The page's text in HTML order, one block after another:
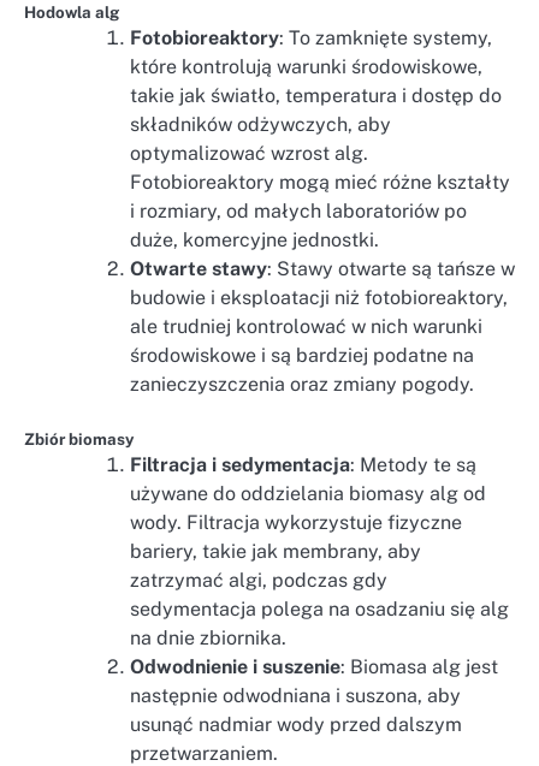
Hodowla alg
Fotobioreaktory: To zamknięte systemy,
które kontrolują warunki środowiskowe,
takie jak światło, temperatura i dostęp do
składników odżywczych, aby
optymalizować wzrost alg.
Fotobioreaktory mogą mieć różne kształty
i rozmiary, od małych laboratoriów po
duże, komercyjne jednostki.
Otwarte stawy: Stawy otwarte są tańsze w
budowie i eksploatacji niż fotobioreaktory,
ale trudniej kontrolować w nich warunki
środowiskowe i są bardziej podatne na
zanieczyszczenia oraz zmiany pogody.
Zbiór biomasy
Filtracja i sedymentacja: Metody te są
używane do oddzielania biomasy alg od
wody. Filtracja wykorzystuje fizyczne
bariery, takie jak membrany, aby
zatrzymać algi, podczas gdy
sedymentacja polega na osadzaniu się alg
na dnie zbiornika.
Odwodnienie i suszenie: Biomasa alg jest
następnie odwodniana i suszona, aby
usunąć nadmiar wody przed dalszym
przetwarzaniem.